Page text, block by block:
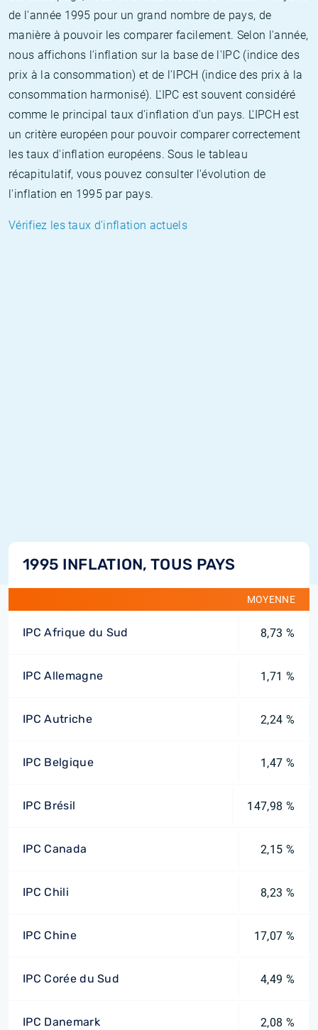
de l'année 1995 pour un grand nombre de pays, de
manière à pouvoir les comparer facilement. Selon l'année,
nous affichons l'inflation sur la base de l'IPC (indice des
prix à la consommation) et de l'IPCH (indice des prix à la
consommation harmonisé). L'IPC est souvent considéré
comme le principal taux d'inflation d'un pays. L'IPCH est
un critère européen pour pouvoir comparer correctement
les taux d'inflation européens. Sous le tableau
récapitulatif, vous pouvez consulter l'évolution de
l'inflation en 1995 par pays.
Vérifiez les taux d'inflation actuels
1995 INFLATION, TOUS PAYS
MOYENNE
IPC Afrique du Sud 8,73 %
IPC Allemagne 1,71 %
IPC Autriche 2,24 %
IPC Belgique 1,47 %
IPC Brésil 147,98 %
IPC Canada 2,15 %
IPC Chili 8,23 %
IPC Chine 17,07 %
IPC Corée du Sud 4,49 %
IPC Danemark 2,08 %